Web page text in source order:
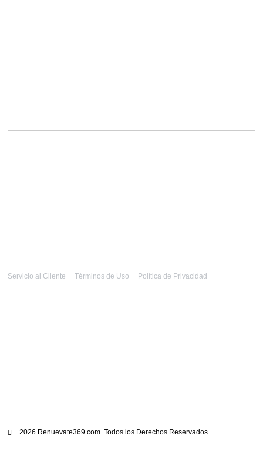
2026 Renuevate369.com. Todos los Derechos Reservados
Servicio al Cliente Términos de Uso Política de Privacidad